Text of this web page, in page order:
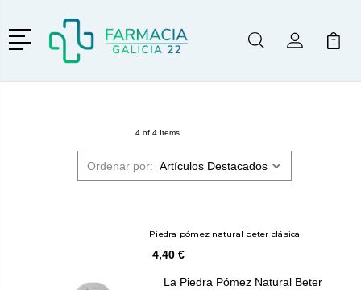
Menú
BuscarMi Cuenta
Mi
4 of 4 Items
Ordenar por:
Piedra pómez natural beter clásica
4,40 €
La Piedra Pómez Natural Beter